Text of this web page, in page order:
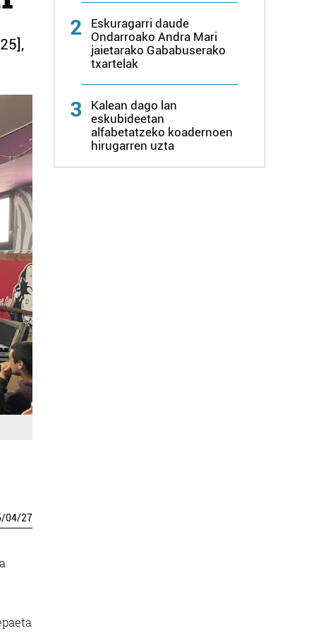
/04/27
2
Eskuragarri daude
Ondarroako Andra Mari
jaietarako Gababuserako
txartelak
3
Kalean dago lan
eskubideetan
alfabetatzeko koadernoen
hirugarren uzta